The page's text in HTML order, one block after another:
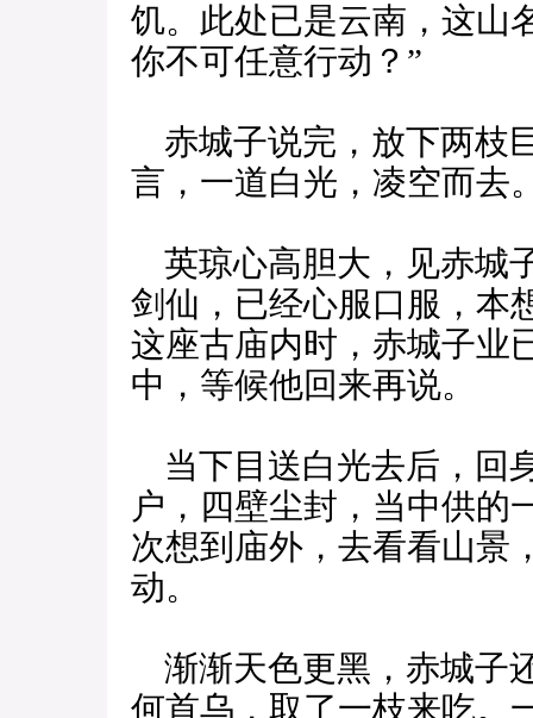
饥。此处已是云南，这山
你不可任意行动？”
赤城子说完，放下两枝
言，一道白光，凌空而去
英琼心高胆大，见赤城
剑仙，已经心服口服，本
这座古庙内时，赤城子业
中，等候他回来再说。
当下目送白光去后，回
户，四壁尘封，当中供的
次想到庙外，去看看山景
动。
渐渐天色更黑，赤城子
何首乌，取了一枝来吃。